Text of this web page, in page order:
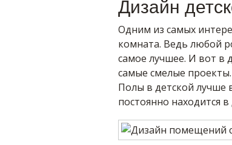
Дизайн
Одним из самых
комната. Ведь любой
самое лучшее. И вот в
самые смелые
Полы в детской лучше
постоянно находится